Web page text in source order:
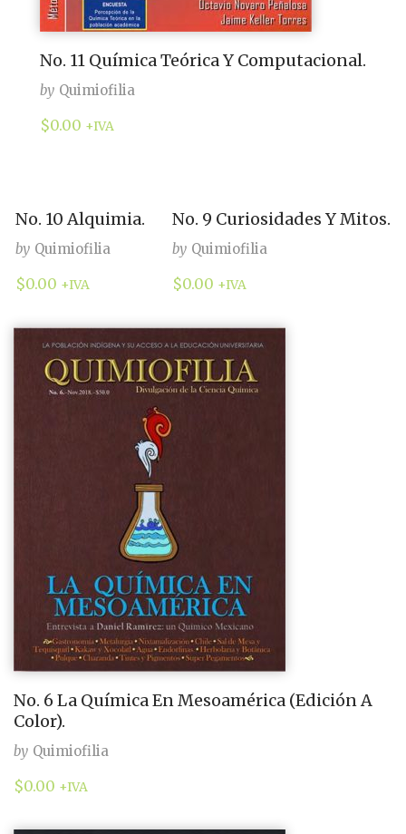
No. 11 Química Teórica Y Computacional.
by Quimiofilia
$0.00 +IVA
No. 10 Alquimia.
by Quimiofilia
$0.00 +IVA
No. 9 Curiosidades Y Mitos.
by Quimiofilia
$0.00 +IVA
No. 6 La Química En Mesoamérica (Edición A
Color).
by Quimiofilia
$0.00 +IVA